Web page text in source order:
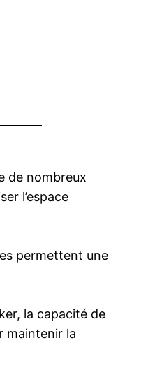
de nombreux
l’espace
permettent une
la capacité de
maintenir la